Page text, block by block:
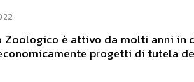
Zoologico è attivo da molti anni
progetti di tutela